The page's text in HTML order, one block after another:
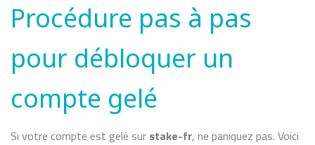
Procédure pas à pas
pour débloquer un
compte gelé
Si votre compte est gelé sur stake-fr, ne paniquez pas. Voici